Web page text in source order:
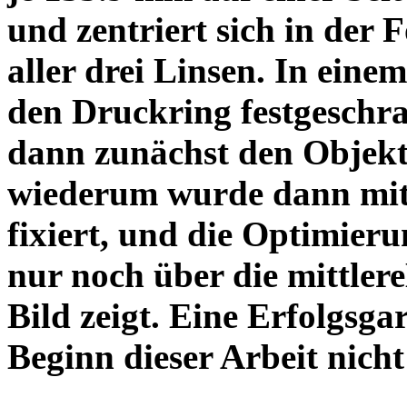
und zentriert sich in der
aller drei Linsen. In
den Druckring
dann zunächst den
wiederum wurde dann
fixiert, und die
nur noch über die
Bild zeigt. Eine
Beginn dieser Arbeit